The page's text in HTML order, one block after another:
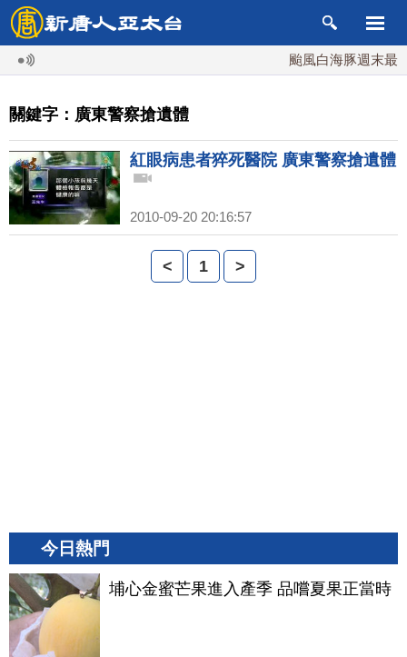
颱風白海豚週末最
關鍵字：廣東警察搶遺體
紅眼病患者猝死醫院 廣東警察搶遺體
2010-09-20 20:16:57
< 1 >
今日熱門
埔心金蜜芒果進入產季 品嚐夏果正當時